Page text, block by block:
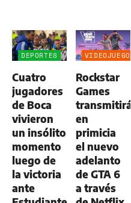
DEPORTES
Cuatro
jugadores
de Boca
vivieron
un insólito
momento
luego de
la victoria
ante
VIDEOJUEGOS
Rockstar
Games
transmitirá
en
primicia
el nuevo
adelanto
de GTA 6
a través